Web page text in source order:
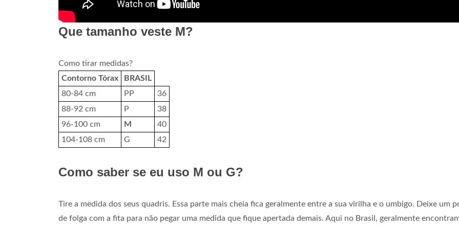
Que tamanho veste M?
Como tirar medidas?
Contorno Tórax
BRASIL
80-84 cm
PP
36
88-92 cm
P
38
96-100 cm
M
40
104-108 cm
G 42
Como saber se eu uso M ou G?
Tire a medida dos seus quadris. Essa parte mais cheia fica geralmente entre a sua virilha e o umbigo. Deixe um
de folga com a fita para não pegar uma medida que fique apertada demais. Aqui no Brasil, geralmente